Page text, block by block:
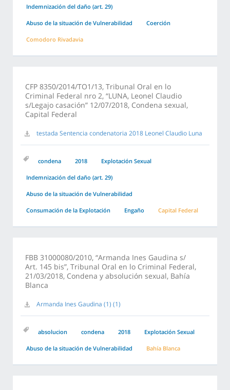
Indemnización del daño (art. 29)
Abuso de la situación de Vulnerabilidad Coerción
Comodoro Rivadavia
CFP 8350/2014/TO1/13, Tribunal Oral en lo
Criminal Federal nro 2, “LUNA, Leonel Claudio
s/Legajo casación” 12/07/2018, Condena sexual,
Capital Federal
testada Sentencia condenatoria 2018 Leonel Claudio Luna
condena 2018 Explotación Sexual
Indemnización del daño (art. 29)
Abuso de la situación de Vulnerabilidad
Consumación de la Explotación Engaño Capital Federal
FBB 31000080/2010, “Armanda Ines Gaudina s/
Art. 145 bis”, Tribunal Oral en lo Criminal Federal,
21/03/2018, Condena y absolución sexual, Bahía
Blanca
Armanda Ines Gaudina (1) (1)
absolucion condena 2018 Explotación Sexual
Abuso de la situación de Vulnerabilidad Bahía Blanca